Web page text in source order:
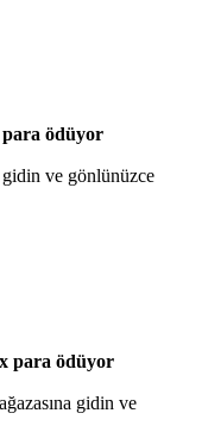
ödüyor
ve gönlünüzce
para ödüyor
gidin ve